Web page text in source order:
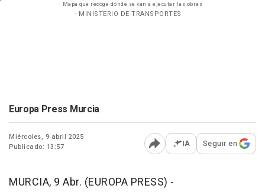
Mapa que recoge dónde se van a ejecutar las obras
- MINISTERIO DE TRANSPORTES
Europa Press Murcia
Miércoles, 9 abril 2025
Publicado: 13:57
Abrir opciones para
IA Seguir en
MURCIA, 9 Abr. (EUROPA PRESS) -